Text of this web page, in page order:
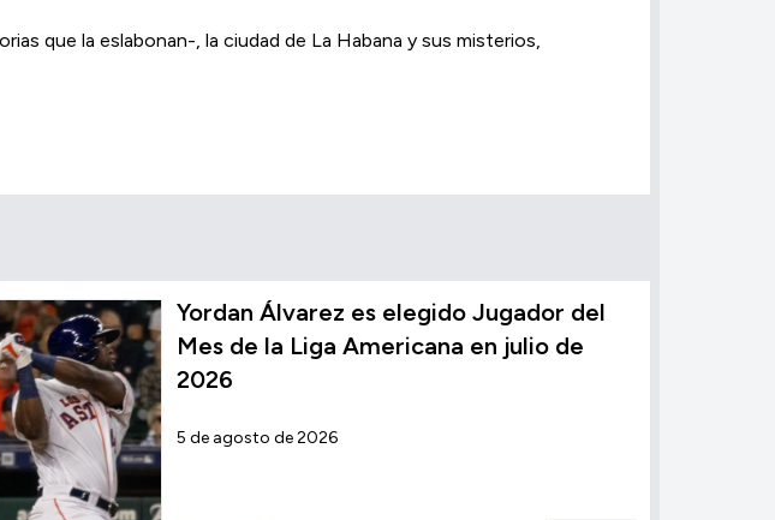
que la eslabonan-, la ciudad de La Habana y sus misterios,
Yordan Álvarez es elegido Jugador del
Mes de la Liga Americana en julio de
2026
5 de agosto de 2026